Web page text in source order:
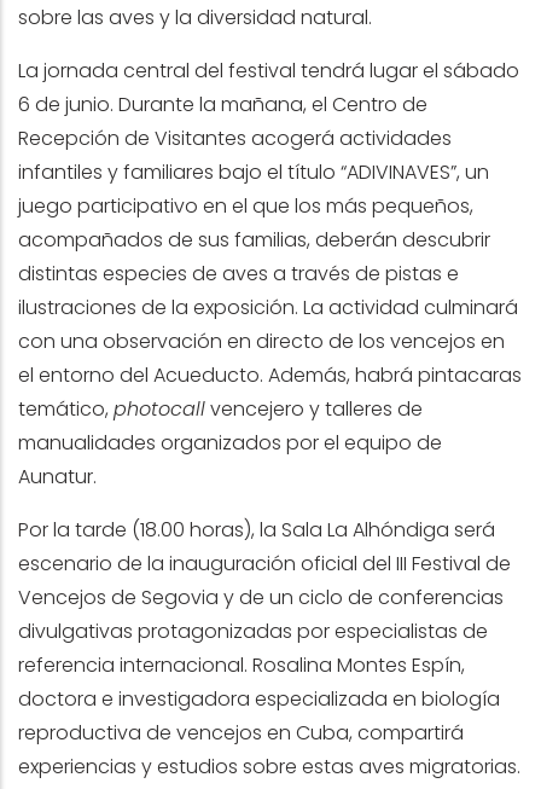
sobre las aves y la diversidad natural.
La jornada central del festival tendrá lugar el sábado
6 de junio. Durante la mañana, el Centro de
Recepción de Visitantes acogerá actividades
infantiles y familiares bajo el título “ADIVINAVES”, un
juego participativo en el que los más pequeños,
acompañados de sus familias, deberán descubrir
distintas especies de aves a través de pistas e
ilustraciones de la exposición. La actividad culminará
con una observación en directo de los vencejos en
el entorno del Acueducto. Además, habrá pintacaras
temático, photocallvencejero y talleres de
manualidades organizados por el equipo de
Aunatur.
Por la tarde (18.00 horas), la Sala La Alhóndiga será
escenario de la inauguración oficial del III Festival de
Vencejos de Segovia y de un ciclo de conferencias
divulgativas protagonizadas por especialistas de
referencia internacional. Rosalina Montes Espín,
doctora e investigadora especializada en biología
reproductiva de vencejos en Cuba, compartirá
experiencias y estudios sobre estas aves migratorias.